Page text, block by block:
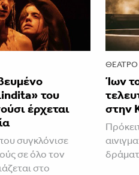
του
έρχεται
συγκλόνισε
σε όλο τον
στο
ΘΈΑΤΡΟ
Ίων
στην